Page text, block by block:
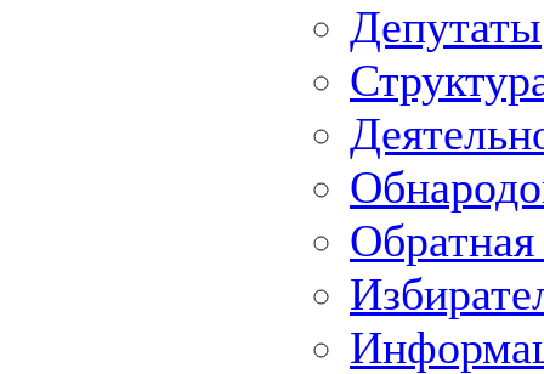
Депутаты
Обратная